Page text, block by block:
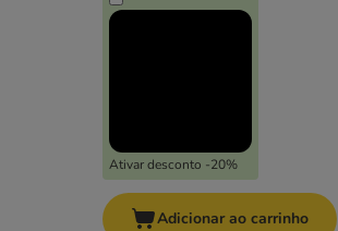
Ativar desconto -20%
Adicionar ao carrinho